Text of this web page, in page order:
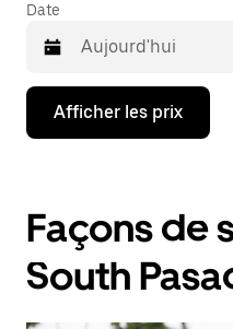
Date
Appuyez
la
bas
pour
interagir
avec
Afficher les prix
Façons de
South